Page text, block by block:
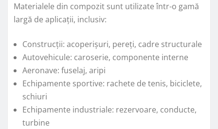
Materialele din compozit sunt utilizate într-o gamă
largă de aplicații, inclusiv:
Construcții: acoperișuri, pereți, cadre structurale
Autovehicule: caroserie, componente interne
Aeronave: fuselaj, aripi
Echipamente sportive: rachete de tenis, biciclete,
schiuri
Echipamente industriale: rezervoare, conducte,
turbine